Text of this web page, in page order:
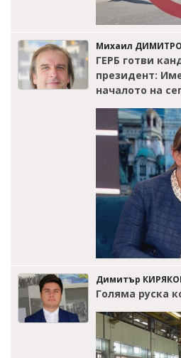
Михаил
ГЕРБ готви
президент:
началото на
Димитър
Голяма руска